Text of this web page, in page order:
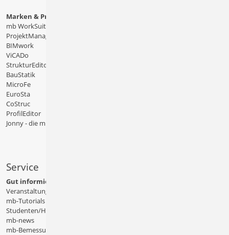
Marken & Produkte
mb WorkSuite
ProjektManager
BIMwork
ViCADo
StrukturEditor
BauStatik
MicroFe
EuroSta
CoStruc
ProfilEditor
Jonny - die mb-App
Service
Gut informiert
Veranstaltungen
mb-Tutorials
Studenten/Hochschule
mb-news
mb-Bemessungstafeln